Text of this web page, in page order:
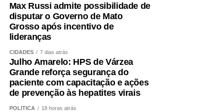
Max Russi admite possibilidade de
disputar o Governo de Mato
Grosso após incentivo de
lideranças
CIDADES 7 dias atrás
Julho Amarelo: HPS de Várzea
Grande reforça segurança do
paciente com capacitação e ações
de prevenção às hepatites virais
POLÍTICA 18 horas atrás